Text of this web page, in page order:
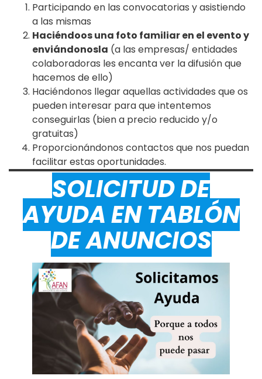
Participando en las convocatorias y asistiendo
a las mismas
Haciéndoos una foto familiar en el evento y
enviándonosla (a las empresas/ entidades
colaboradoras les encanta ver la difusión que
hacemos de ello)
Haciéndonos llegar aquellas actividades que os
pueden interesar para que intentemos
conseguirlas (bien a precio reducido y/o
gratuitas)
Proporcionándonos contactos que nos puedan
facilitar estas oportunidades.
SOLICITUD DE
AYUDA EN TABLÓN
DE ANUNCIOS